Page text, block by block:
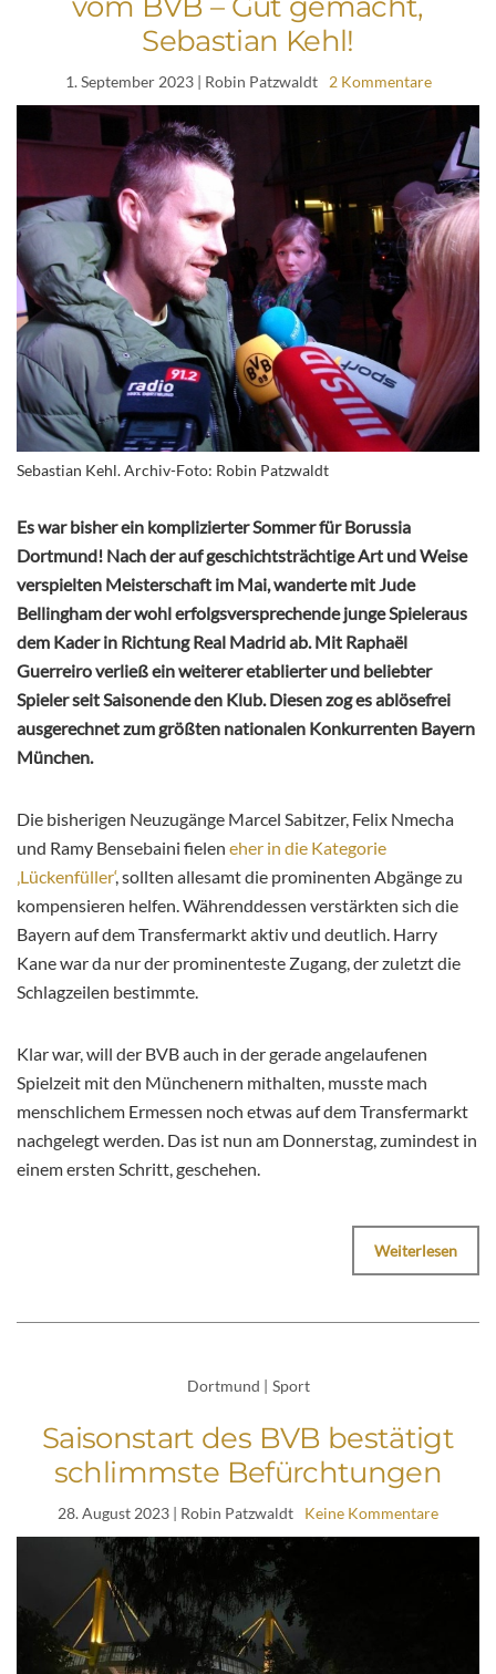
Sebastian Kehl!
1. September 2023| Robin Patzwaldt 2 Kommentare
Sebastian Kehl. Archiv-Foto: Robin Patzwaldt
Es war bisher ein komplizierter Sommer für Borussia
Dortmund! Nach der auf geschichtsträchtige Art und Weise
verspielten Meisterschaft im Mai, wanderte mit Jude
Bellingham der wohl erfolgsversprechende junge Spieleraus
dem Kader in Richtung Real Madrid ab. Mit Raphaël
Guerreiroverließ ein weiterer etablierter und beliebter
Spieler seit Saisonende den Klub. Diesen zog es ablösefrei
ausgerechnet zum größten nationalen Konkurrenten Bayern
München.
Die bisherigen Neuzugänge Marcel Sabitzer, Felix Nmecha
und Ramy Bensebaini fielen eher in die Kategorie
‚Lückenfüller‘, sollten allesamt die prominenten Abgänge zu
kompensieren helfen. Währenddessen verstärkten sich die
Bayern auf dem Transfermarkt aktiv und deutlich. Harry
Kane war da nur der prominenteste Zugang, der zuletzt die
Schlagzeilen bestimmte.
Klar war, will der BVB auch in der gerade angelaufenen
Spielzeit mit den Münchenern mithalten, musste mach
menschlichem Ermessen noch etwas auf dem Transfermarkt
nachgelegt werden. Das ist nun am Donnerstag, zumindest in
einem ersten Schritt, geschehen.
Weiterlesen
Dortmund | Sport
Saisonstart des BVB bestätigt
schlimmste Befürchtungen
28. August 2023 | Robin Patzwaldt Keine Kommentare